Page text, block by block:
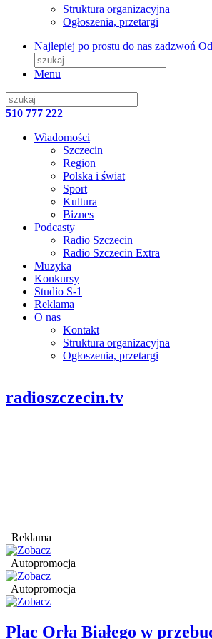
Struktura organizacyjna
Ogłoszenia, przetargi
Najlepiej po prostu do nas zadzwoń
Menu
510 777 222
Wiadomości
Szczecin
Region
Polska i świat
Sport
Kultura
Biznes
Podcasty
Radio Szczecin
Radio Szczecin Extra
Muzyka
Konkursy
Studio S-1
Reklama
O nas
Kontakt
Struktura organizacyjna
Ogłoszenia, przetargi
radioszczecin.tv
Reklama
Autopromocja
Autopromocja
Plac Orła Białego w